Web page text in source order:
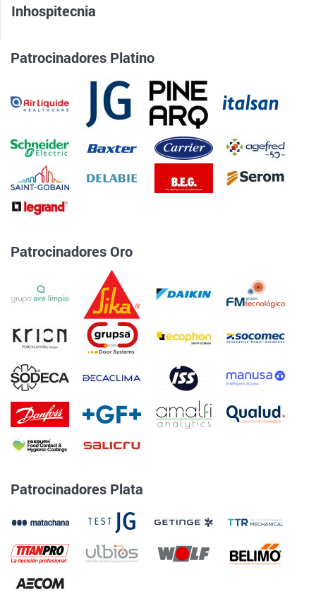
Inhospitecnia
Patrocinadores Platino
Patrocinadores Oro
Patrocinadores Plata